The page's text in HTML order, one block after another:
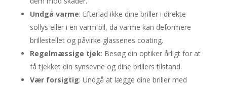
Undgå varme: Efterlad ikke dine briller i direkte
sollys eller i en varm bil, da varme kan deformere
brillestellet og påvirke glassenes coating.
Regelmæssige tjek: Besøg din optiker årligt for at
få tjekket din synsevne og dine brillers tilstand.
Vær forsigtig: Undgå at lægge dine briller med